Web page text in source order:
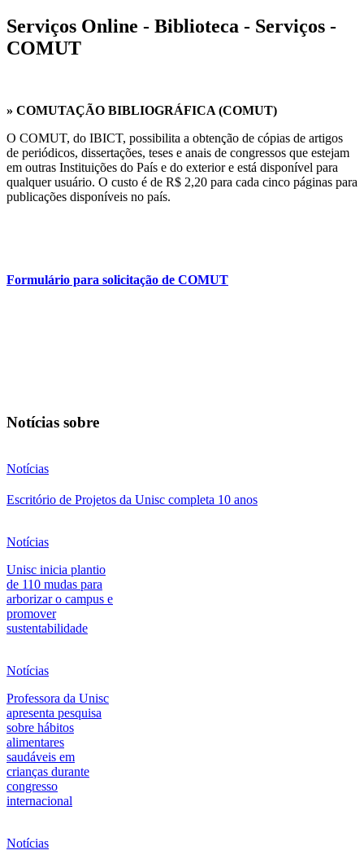
Serviços Online - Biblioteca - Serviços -
COMUT
» COMUTAÇÃO BIBLIOGRÁFICA (COMUT)
O COMUT, do IBICT, possibilita a obtenção de cópias de artigos
de periódicos, dissertações, teses e anais de congressos que estejam
em outras Instituições do País e do exterior e está disponível para
qualquer usuário. O custo é de R$ 2,20 para cada cinco páginas para
publicações disponíveis no país.
Formulário para solicitação de COMUT
Notícias sobre
Notícias
Escritório de Projetos da Unisc completa 10 anos
Notícias
Unisc inicia plantio
de 110 mudas para
arborizar o campus e
promover
sustentabilidade
Notícias
Professora da Unisc
apresenta pesquisa
sobre hábitos
alimentares
saudáveis em
crianças durante
congresso
internacional
Notícias